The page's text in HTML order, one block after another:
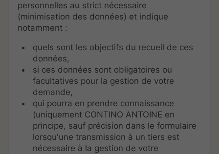
personnelles au strict nécessaire
(minimisation des données) et indique
notamment :
quels sont les objectifs du recueil de ces
données,
si ces données sont obligatoires ou
facultatives pour la gestion de votre
demande,
qui pourra en prendre connaissance
(uniquement CONTINO ANTOINE en
principe, sauf précision dans le formulaire
lorsqu'une transmission à un tiers est
nécessaire à la gestion de votre